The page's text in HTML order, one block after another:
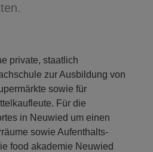
private, staatlich
zur Ausbildung von
sowie für
Für die
in Neuwied um einen
sowie Aufenthalts-
food akademie Neuwied